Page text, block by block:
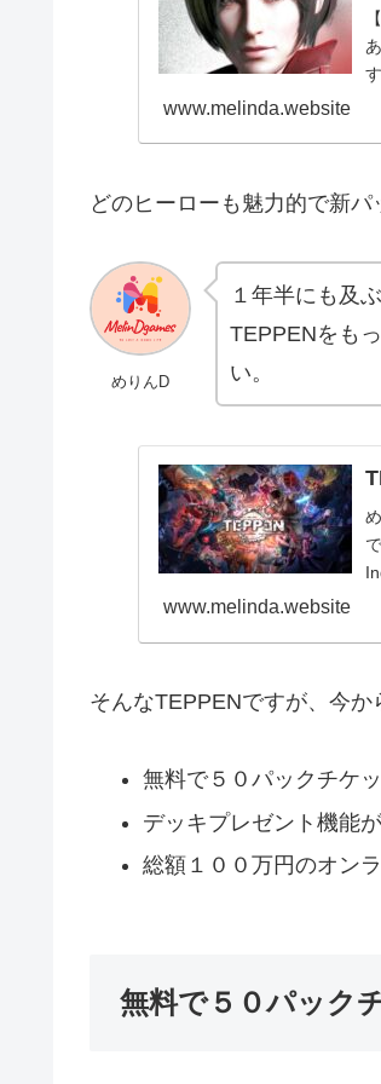
す
www.melinda.website
どのヒーローも魅力的で新
めりんD
１年半にも及
TEPPENをも
い。
www.melinda.website
そんなTEPPENですが、今か
無料で５０パックチケ
デッキプレゼント機能
総額１００万円のオン
無料で５０パック